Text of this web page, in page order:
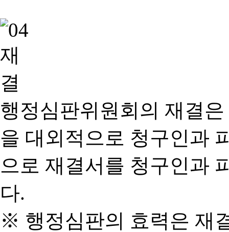
행정심판위원회의 재결
을 대외적으로 청구인과
으로 재결서를 청구인과
다.
※ 행정심판의 효력은 재